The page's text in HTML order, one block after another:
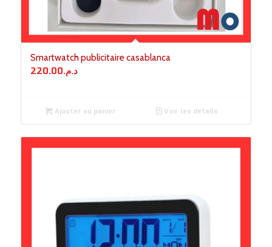
Smartwatch publicitaire casablanca
د.م.220.00
Ajouter au panier Voir les détails